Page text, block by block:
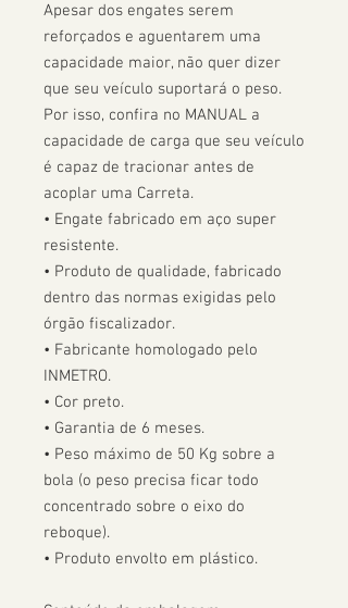
Apesar dos engates serem
reforçados e aguentarem uma
capacidade maior, não quer dizer
que seu veículo suportará o peso.
Por isso, confira no MANUAL a
capacidade de carga que seu veículo
é capaz de tracionar antes de
acoplar uma Carreta.
• Engate fabricado em aço super
resistente.
• Produto de qualidade, fabricado
dentro das normas exigidas pelo
órgão fiscalizador.
• Fabricante homologado pelo
INMETRO.
• Cor preto.
• Garantia de 6 meses.
• Peso máximo de 50 Kg sobre a
bola (o peso precisa ficar todo
concentrado sobre o eixo do
reboque).
• Produto envolto em plástico.